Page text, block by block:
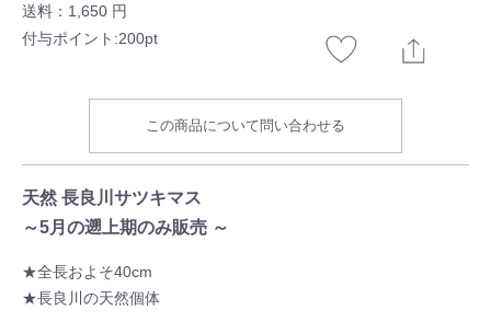
送料：1,650 円
付与ポイント:200pt
この商品について問い合わせる
天然 長良川サツキマス
～5月の遡上期のみ販売 ～
★全長およそ40cm
★長良川の天然個体